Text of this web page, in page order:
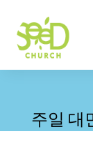
주일 대